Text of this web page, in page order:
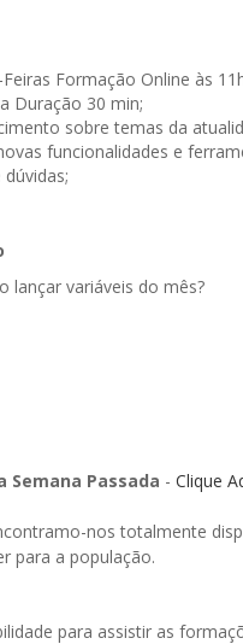
Formação Online às
Duração 30 min;
sobre temas da
funcionalidades e
lançar variáveis do mês?
Semana Passada - Clique
nos totalmente
para a população.
para assistir as